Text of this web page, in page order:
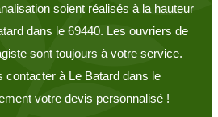
soient réalisés à la hauteur
dans le 69440. Les ouvriers de
sont toujours à votre service.
contacter à Le Batard dans le
votre devis personnalisé !